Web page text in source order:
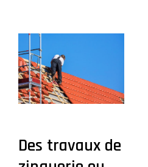
Des travaux de